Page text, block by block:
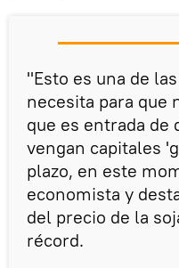
"Esto es una de
necesita para que
que es entrada de
vengan capitales
plazo, en este
economista y
del precio de la
récord.